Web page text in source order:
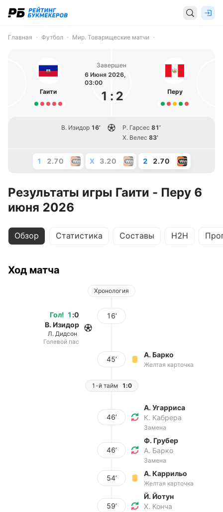
Главная Футбол Мир. Товарищеские матчи
Гаити
Завершен
6 Июня 2026,
03:00
1 : 2 Перу
В. Изидор 16’ Р. Гарсес 81’
Х. Велес 83’
1 2.70 X 3.20 2 2.70
Результаты игры Гаити - Перу 6
июня 2026
Обзор Статистика Составы H2H
Ход матча
Хронология
Гол! 1 :0
В. Изидор
Л. Дидсон
Голевой пас
16’
45’
А. Барко
Желтая карточка
1-й тайм 1:0
46’
А. Угарриса
К. Кабрера
Замена
46’
Ф. Грубер
А. Барко
Замена
54’
А. Каррильо
Желтая карточка
59’
Й. Йотун
Х. Конча